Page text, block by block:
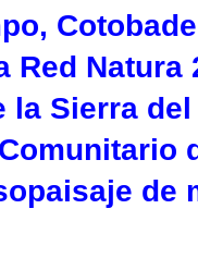
Red Natura
la Sierra
de